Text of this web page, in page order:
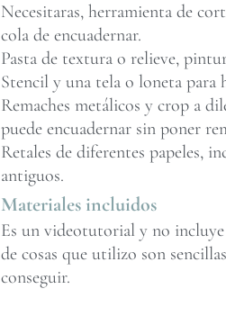
Necesitaras, herramienta de
cola de encuadernar.
Pasta de textura o relieve,
Stencil y una tela o loneta para
Remaches metálicos y crop a
puede encuadernar sin poner
Retales de diferentes papeles,
antiguos.
Materiales incluidos
Es un videotutorial y no
de cosas que utilizo son
conseguir.